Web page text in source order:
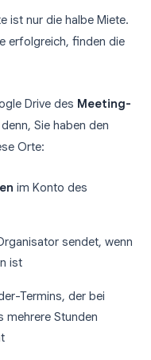
ist nur die halbe Miete.
erfolgreich, finden die
Drive des Meeting-
Sie haben den
Orte:
im Konto des
sendet, wenn
ist
Termins, der bei
mehrere Stunden